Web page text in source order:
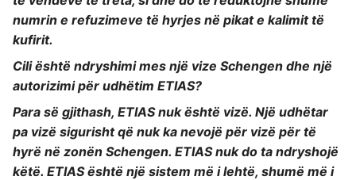
numrin e refuzimeve të hyrjes në pikat e kalimit të
kufirit.
Cili është ndryshimi mes një vize Schengen dhe një
autorizimi për udhëtim ETIAS?
Para së gjithash, ETIAS nuk është vizë. Një udhëtar
pa vizë sigurisht që nuk ka nevojë për vizë për të
hyrë në zonën Schengen. ETIAS nuk do ta ndryshojë
këtë. ETIAS është një sistem më i lehtë, shumë më i